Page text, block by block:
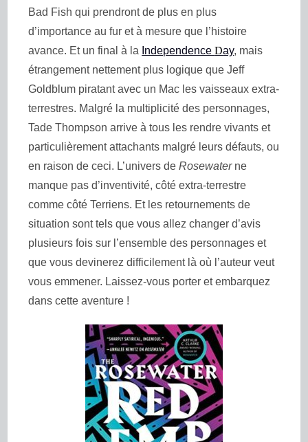
Bad Fish qui prendront de plus en plus
d’importance au fur et à mesure que l’histoire
avance. Et un final à la IndependenceDay, mais
étrangement nettement plus logique que Jeff
Goldblum piratant avec un Mac les vaisseaux extra-
terrestres. Malgré la multiplicité des personnages,
Tade Thompson arrive à tous les rendre vivants et
particulièrement attachants malgré leurs défauts, ou
en raison de ceci. L’univers de Rosewaterne
manque pas d’inventivité, côté extra-terrestre
comme côté Terriens. Et les retournements de
situation sont tels que vous allez changer d’avis
plusieurs fois sur l’ensemble des personnages et
que vous devinerez difficilement là où l’auteur veut
vous emmener. Laissez-vous porter et embarquez
dans cette aventure !